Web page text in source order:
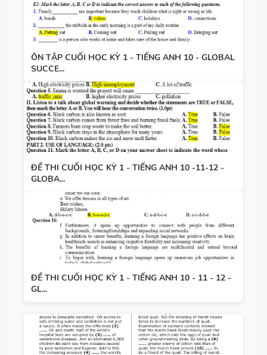
ÔN TẬP CUỐI HỌC KỲ 1 - TIẾNG ANH 10 - GLOBAL
SUCCE...
ĐỀ THI CUỐI HỌC KỲ 1 - TIẾNG ANH 10 -11-12 -
GLOBA...
ĐỀ THI CUỐI HỌC KỲ 1 - TIẾNG ANH 10 - 11 - 12 -
GL...